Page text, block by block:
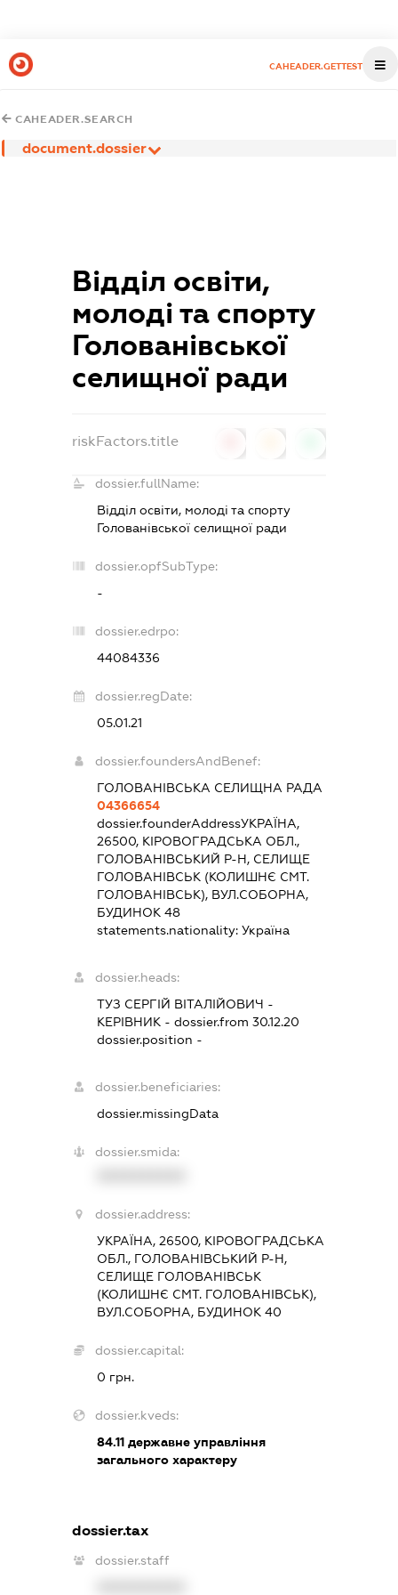
CAHEADER.GETTEST
CAHEADER.SEARCH
document.dossier
Відділ освіти,
молоді та спорту
Голованівської
селищної ради
riskFactors.title
dossier.fullName:
Відділ освіти, молоді та спорту
Голованівської селищної ради
dossier.opfSubType:
-
dossier.edrpo:
44084336
dossier.regDate:
05.01.21
dossier.foundersAndBenef:
ГОЛОВАНІВСЬКА СЕЛИЩНА РАДА
04366654
dossier.founderAddressУКРАЇНА,
26500, КІРОВОГРАДСЬКА ОБЛ.,
ГОЛОВАНІВСЬКИЙ Р-Н, СЕЛИЩЕ
ГОЛОВАНІВСЬК (КОЛИШНЄ СМТ.
ГОЛОВАНІВСЬК), ВУЛ.СОБОРНА,
БУДИНОК 48
statements.nationality: Україна
dossier.heads:
ТУЗ СЕРГІЙ ВІТАЛІЙОВИЧ -
КЕРІВНИК - dossier.from 30.12.20
dossier.position -
dossier.beneficiaries:
dossier.missingData
dossier.smida:
dossier.address:
УКРАЇНА, 26500, КІРОВОГРАДСЬКА
ОБЛ., ГОЛОВАНІВСЬКИЙ Р-Н,
СЕЛИЩЕ ГОЛОВАНІВСЬК
(КОЛИШНЄ СМТ. ГОЛОВАНІВСЬК),
ВУЛ.СОБОРНА, БУДИНОК 40
dossier.capital:
0 грн.
dossier.kveds:
84.11державне управління
загального характеру
dossier.tax
dossier.staff